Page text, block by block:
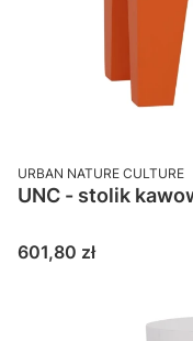
PRODUCENT
URBAN NATURE CULTURE
UNC - stolik
Cena
601,80 zł